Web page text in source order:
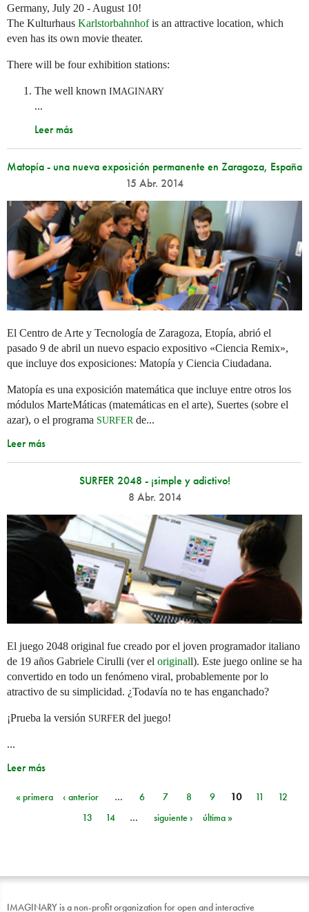
Germany, July 20 - August 10!
The Kulturhaus Karlstorbahnhofis an attractive location, which
even has its own movie theater.
There will be four exhibition stations:
The well known IMAGINARY
...
Leer más
Matopía - una nueva exposición permanente en Zaragoza, España
15 Abr. 2014
El Centro de Arte y Tecnología de Zaragoza, Etopía, abrió el
pasado 9 de abril un nuevo espacio expositivo «Ciencia Remix»,
que incluye dos exposiciones: Matopía y Ciencia Ciudadana.
Matopía es una exposición matemática que incluye entre otros los
módulos MarteMáticas (matemáticas en el arte), Suertes (sobre el
azar), o el programa SURFER de...
Leer más
SURFER 2048 - ¡simple y adictivo!
8 Abr. 2014
El juego 2048 original fue creado por el joven programador italiano
de 19 años Gabriele Cirulli (ver el originall). Este juego online se ha
convertido en todo un fenómeno viral, probablemente por lo
atractivo de su simplicidad. ¿Todavía no te has enganchado?
¡Prueba la versión SURFERdel juego!
...
Leer más
Páginas
« primera ‹ anterior … 6 7 8 9 10 11
12
13
14 … siguiente › última »
IMAGINARY is a non-profit organization for open and interactive